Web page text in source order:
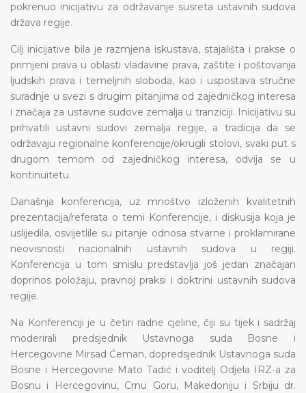
pokrenuo inicijativu za održavanje susreta ustavnih sudova
država regije.
Cilj inicijative bila je razmjena iskustava, stajališta i prakse o
primjeni prava u oblasti vladavine prava, zaštite i poštovanja
ljudskih prava i temeljnih sloboda, kao i uspostava stručne
suradnje u svezi s drugim pitanjima od zajedničkog interesa
i značaja za ustavne sudove zemalja u tranziciji. Inicijativu su
prihvatili ustavni sudovi zemalja regije, a tradicija da se
održavaju regionalne konferencije/okrugli stolovi, svaki put s
drugom temom od zajedničkog interesa, odvija se u
kontinuitetu.
Današnja konferencija, uz mnoštvo izloženih kvalitetnih
prezentacija/referata o temi Konferencije, i diskusija koja je
uslijedila, osvijetlile su pitanje odnosa stvarne i proklamirane
neovisnosti nacionalnih ustavnih sudova u regiji.
Konferencija u tom smislu predstavlja još jedan značajan
doprinos položaju, pravnoj praksi i doktrini ustavnih sudova
regije.
Na Konferenciji je u četiri radne cjeline, čiji su tijek i sadržaj
moderirali predsjednik Ustavnoga suda Bosne i
Hercegovine Mirsad Ćeman, dopredsjednik Ustavnoga suda
Bosne i Hercegovine Mato Tadić i voditelj Odjela IRZ-a za
Bosnu i Hercegovinu, Crnu Goru, Makedoniju i Srbiju dr.